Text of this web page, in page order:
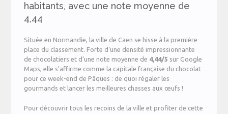
habitants, avec une note moyenne de
4,44
Située en Normandie, la ville de Caen se hisse à la première
place du classement. Forte d’une densité impressionnante
de chocolatiers et d’une note moyenne de 4,44/5 sur Google
Maps, elle s’affirme comme la capitale française du chocolat
pour ce week-end de Pâques : de quoi régaler les
gourmands et lancer les meilleures chasses aux œufs !
Pour découvrir tous les recoins de la ville et profiter de cette